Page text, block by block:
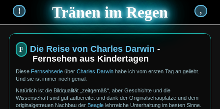
! Tränen im Regen ,
Die Reise von Charles Darwin -
Fernsehen aus Kindertagen
Diese Fernsehserie überCharles Darwin habe ich vom ersten Tag an geliebt.
Und sie ist immer noch genial.
Natürlich ist die Bildqualität zeitgemäß
, aber Geschichte und die
Wissenschaft sind gut aufbereitet und dank der Originalschauplätze und dem
originalgetreuen Nachbau der Beagle lehrreiche Unterhaltung im besten Sinne.